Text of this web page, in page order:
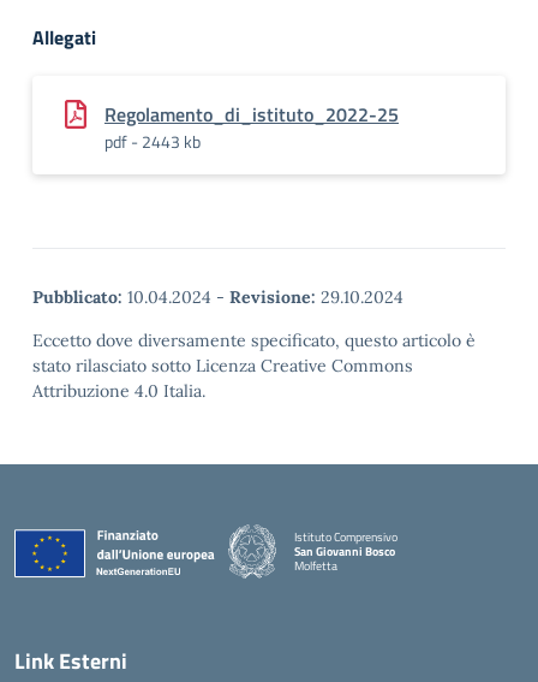
Allegati
Regolamento_di_istituto_2022-25
pdf - 2443 kb
Pubblicato: 10.04.2024 - Revisione: 29.10.2024
Eccetto dove diversamente specificato, questo articolo è
stato rilasciato sotto Licenza Creative Commons
Attribuzione 4.0 Italia.
Istituto Comprensivo
San Giovanni Bosco
Molfetta
Link Esterni